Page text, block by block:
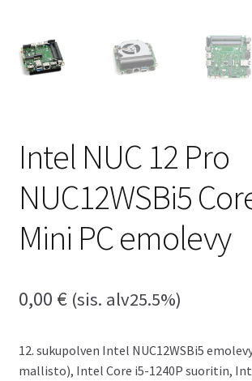
Intel NUC 12 Pro
NUC12WSBi5
Mini PC emolevy
0,00 €(sis. alv25.5%)
12. sukupolven Intel NUC12WSBi5
mallisto), Intel Core i5-1240P suoritin,